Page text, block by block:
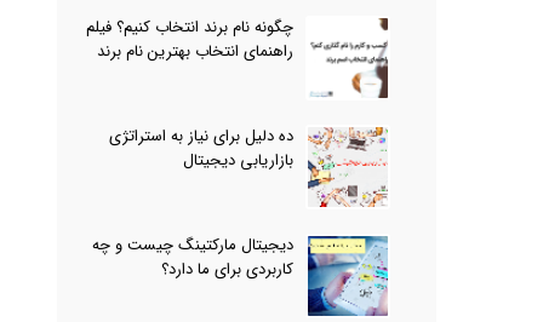
چگونه نام برند انتخاب کنیم؟ فیلم
راهنمای انتخاب بهترین نام برند
ده دلیل برای نیاز به استراتژی
بازاریابی دیجیتال
دیجیتال مارکتینگ چیست و چه
کاربردی برای ما دارد؟